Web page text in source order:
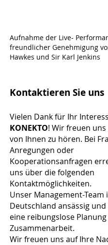
Aufnahme der Live-
freundlicher Genehmigung
Hawkes und Sir Karl Jenkins
Kontaktieren Sie uns
Vielen Dank für Ihr
KONEKTO! Wir freuen
von Ihnen zu hören. Bei
Anregungen oder
Kooperationsanfragen
uns über die folgenden
Kontaktmöglichkeiten.
Unser Management-Team
Deutschland ansässig
eine reibungslose
Zusammenarbeit.
Wir freuen uns auf Ihre